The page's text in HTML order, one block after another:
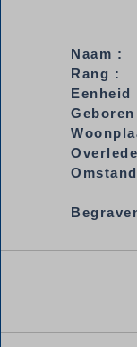
Naam :
Rang :
Eenheid
Geboren